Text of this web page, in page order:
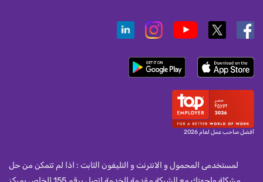
أفضل صاحب عمل لعام 2026
لمستخدمى المحمول و الانترنت و التليفون الثابت : اذا لم تتمكن من حل